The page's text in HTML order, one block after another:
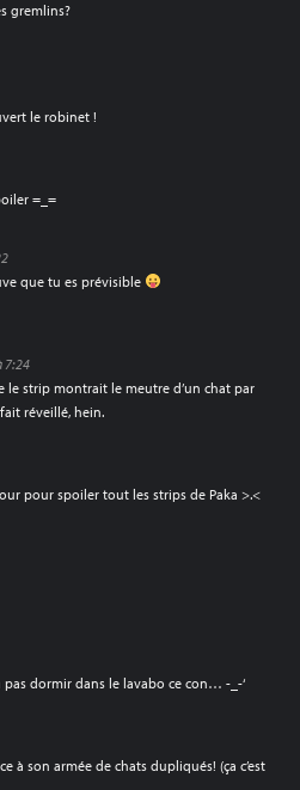
gremlins?
le robinet !
=_=
que tu es prévisible
7:24
le strip montrait le meutre d’un chat par
réveillé, hein.
pour spoiler tout les strips de Paka >.<
pas dormir dans le lavabo ce con… -_-‘
à son armée de chats dupliqués! (ça c’est